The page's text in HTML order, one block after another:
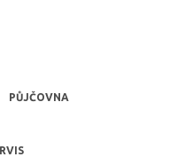
PŮJČOVNA